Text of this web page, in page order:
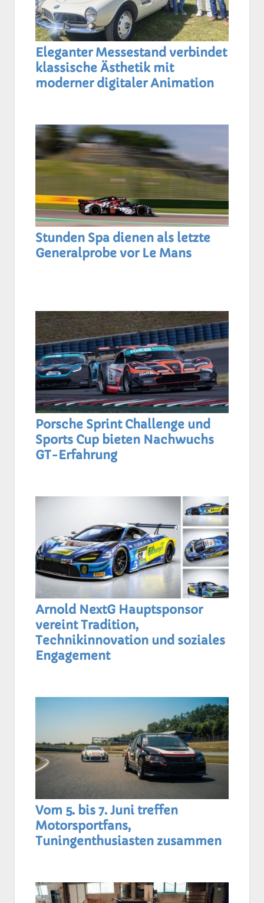
Eleganter Messestand verbindet
klassische Ästhetik mit
moderner digitaler Animation
Stunden Spa dienen als letzte
Generalprobe vor Le Mans
Porsche Sprint Challenge und
Sports Cup bieten Nachwuchs
GT-Erfahrung
Arnold NextG Hauptsponsor
vereint Tradition,
Technikinnovation und soziales
Engagement
Vom 5. bis 7. Juni treffen
Motorsportfans,
Tuningenthusiasten zusammen